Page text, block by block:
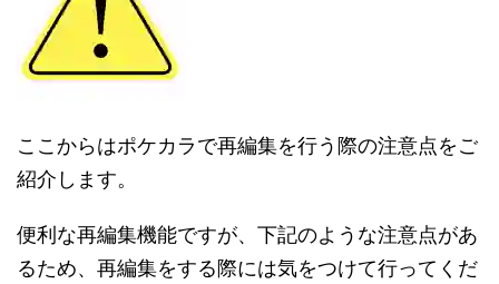
ここからはポケカラで再編集を行う際の注意点をご
紹介します。
便利な再編集機能ですが、下記のような注意点があ
るため、再編集をする際には気をつけて行ってくだ